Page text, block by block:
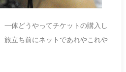
一体どうやってチケットの購入し
立ち前にネットであれやこれや